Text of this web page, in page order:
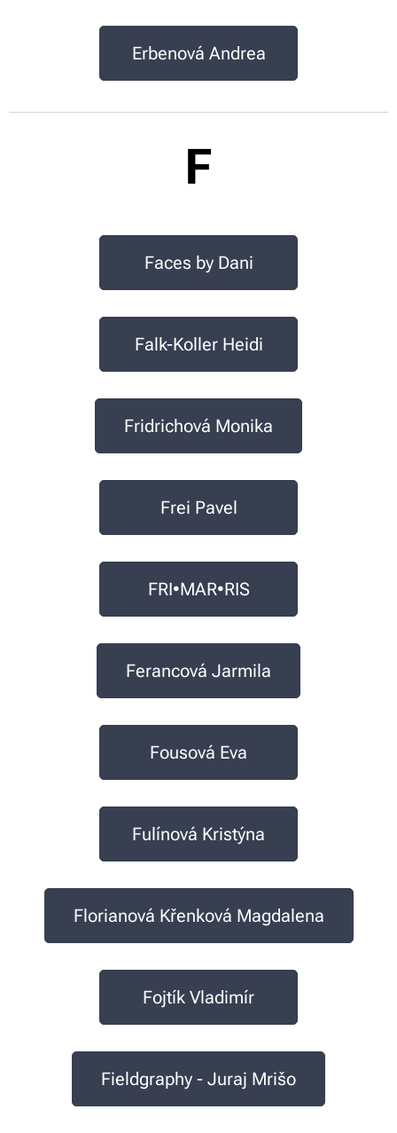
Erbenová Andrea
F
Faces by Dani
Falk-Koller Heidi
Fridrichová Monika
Frei Pavel
FRI•MAR•RIS
Ferancová Jarmila
Fousová Eva
Fulínová Kristýna
Florianová Křenková Magdalena
Fojtík Vladimír
Fieldgraphy - Juraj Mrišo